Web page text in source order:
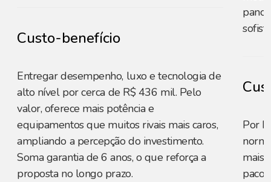
Custo-benefício
Entregar desempenho, luxo e tecnologia de
alto nível por cerca de R$ 436 mil. Pelo
valor, oferece mais potência e
equipamentos que muitos rivais mais caros,
ampliando a percepção do investimento.
Soma garantia de 6 anos, o que reforça a
proposta no longo prazo.
Por
mais